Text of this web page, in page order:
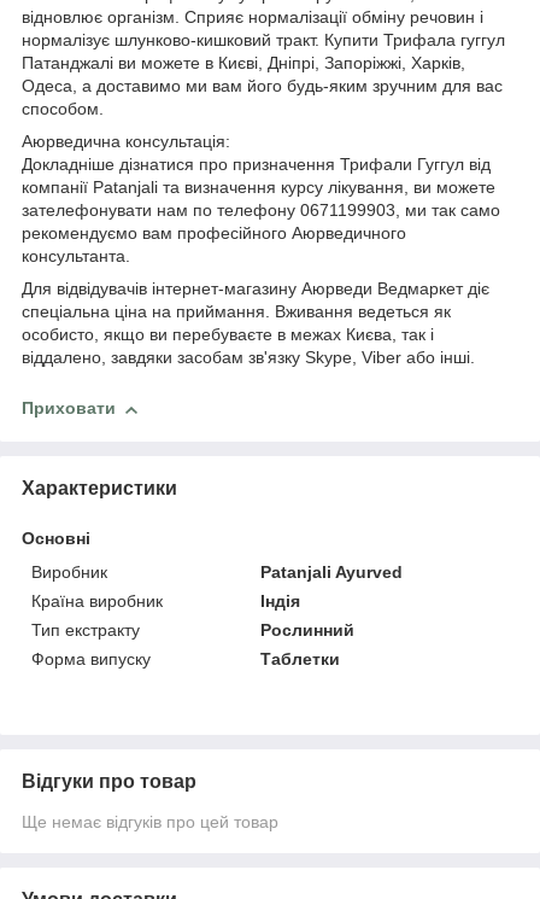
відновлює організм. Сприяє нормалізації обміну речовин і
нормалізує шлунково-кишковий тракт. Купити Трифала гуггул
Патанджалі ви можете в Києві, Дніпрі, Запоріжжі, Харків,
Одеса, а доставимо ми вам його будь-яким зручним для вас
способом.
Аюрведична консультація:
Докладніше дізнатися про призначення Трифали Гуггул від
компанії Patanjali та визначення курсу лікування, ви можете
зателефонувати нам по телефону 0671199903, ми так само
рекомендуємо вам професійного Аюрведичного
консультанта.
Для відвідувачів інтернет-магазину Аюрведи Ведмаркет діє
спеціальна ціна на приймання. Вживання ведеться як
особисто, якщо ви перебуваєте в межах Києва, так і
віддалено, завдяки засобам зв'язку Skype, Viber або інші.
Приховати
Характеристики
Основні
Виробник
Patanjali Ayurved
Країна виробник
Індія
Тип екстракту
Рослинний
Форма випуску
Таблетки
Відгуки про товар
Ще немає відгуків про цей товар